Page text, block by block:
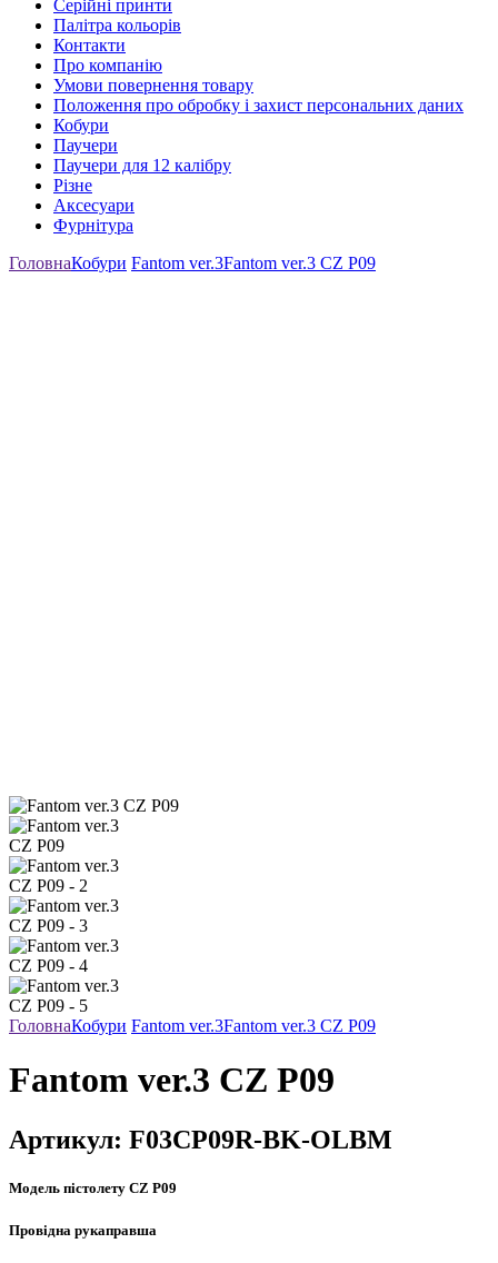
Серійні принти
Палітра кольорів
Контакти
Про компанію
Умови повернення товару
Положення про обробку і захист персональних даних
Кобури
Паучери
Паучери для 12 калібру
Різне
Аксесуари
Фурнітура
ГоловнаКобури Fantom ver.3Fantom ver.3 CZ P09
ГоловнаКобури Fantom ver.3Fantom ver.3 CZ P09
Fantom ver.3 CZ P09
Артикул: F03CP09R-BK-OLBM
Модель пістолету CZ P09
Провідна рукаправша